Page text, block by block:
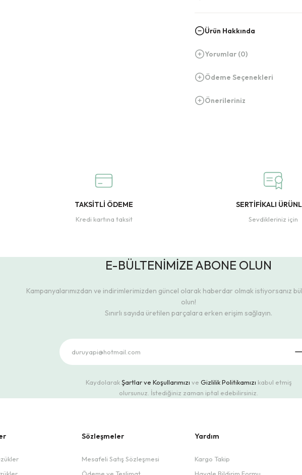
Ürün Hakkında
Yorumlar (0)
Ödeme Seçenekleri
Önerileriniz
TAKSİTLİ ÖDEME
Kredi kartına taksit
SERTİFİKALI
Sevdikleriniz için
E-BÜLTENİMİZE ABONE OLUN
Kampanyalarımızdan ve indirimlerimizden güncel olarak haberdar olmak istiyorsanız
olun!
Sınırlı sayıda üretilen parçalara erken erişim sağlayın.
KaydolarakŞartlar ve Koşullarımızı ve Gizlilik Politikamızı kabul etmiş
olursunuz. İstediğiniz zaman iptal edebilirsiniz.
Sözleşmeler
Mesafeli Satış Sözleşmesi
Yardım
Kargo Takip